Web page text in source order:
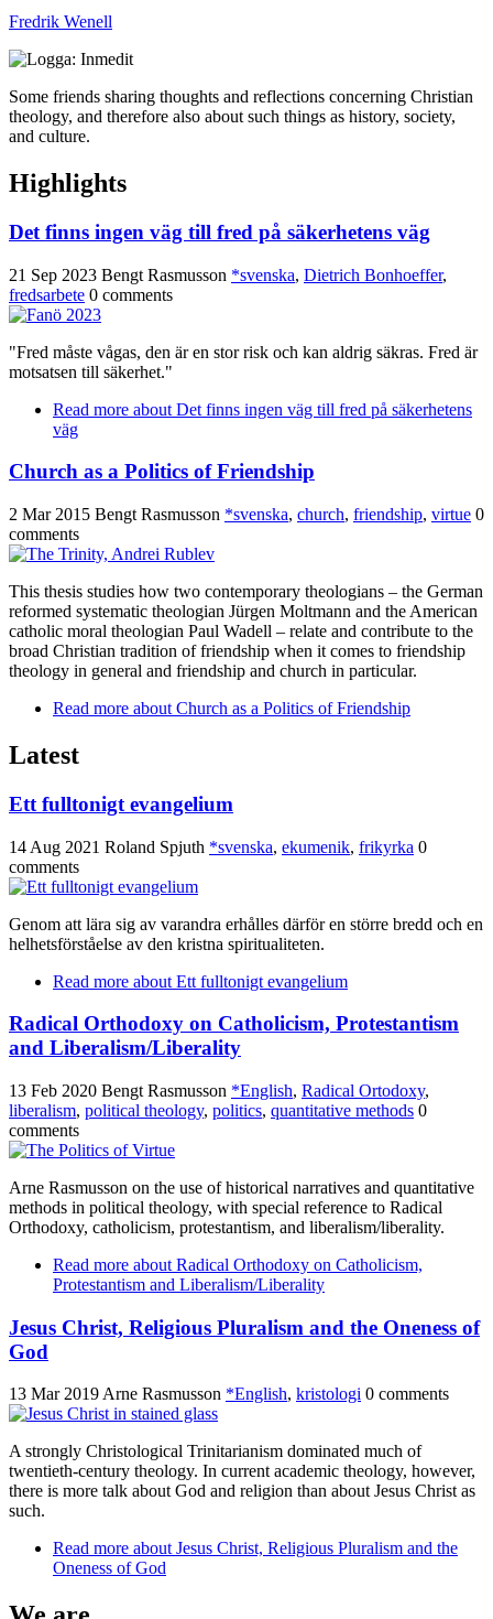
Fredrik Wenell
Some friends sharing thoughts and reflections concerning Christian
theology, and therefore also about such things as history, society,
and culture.
Highlights
Det finns ingen väg till fred på säkerhetens väg
21 Sep 2023 Bengt Rasmusson *svenska, Dietrich Bonhoeffer,
fredsarbete 0 comments
"Fred måste vågas, den är en stor risk och kan aldrig säkras. Fred är
motsatsen till säkerhet."
Read more about Det finns ingen väg till fred på säkerhetens
väg
Church as a Politics of Friendship
2 Mar 2015 Bengt Rasmusson *svenska, church, friendship, virtue 0
comments
This thesis studies how two contemporary theologians – the German
reformed systematic theologian Jürgen Moltmann and the American
catholic moral theologian Paul Wadell – relate and contribute to the
broad Christian tradition of friendship when it comes to friendship
theology in general and friendship and church in particular.
Read more about Church as a Politics of Friendship
Latest
Ett fulltonigt evangelium
14 Aug 2021 Roland Spjuth *svenska, ekumenik, frikyrka 0
comments
Genom att lära sig av varandra erhålles därför en större bredd och en
helhetsförståelse av den kristna spiritualiteten.
Read more about Ett fulltonigt evangelium
Radical Orthodoxy on Catholicism, Protestantism
and Liberalism/Liberality
13 Feb 2020 Bengt Rasmusson *English, Radical Ortodoxy,
liberalism, political theology, politics, quantitative methods 0
comments
Arne Rasmusson on the use of historical narratives and quantitative
methods in political theology, with special reference to Radical
Orthodoxy, catholicism, protestantism, and liberalism/liberality.
Read more about Radical Orthodoxy on Catholicism,
Protestantism and Liberalism/Liberality
Jesus Christ, Religious Pluralism and the Oneness of
God
13 Mar 2019Arne Rasmusson *English, kristologi 0 comments
A strongly Christological Trinitarianism dominated much of
twentieth-century theology. In current academic theology, however,
there is more talk about God and religion than about Jesus Christ as
such.
Read more about Jesus Christ, Religious Pluralism and the
Oneness of God